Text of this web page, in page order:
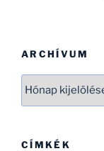
ARCHÍVUM
CÍMKÉK